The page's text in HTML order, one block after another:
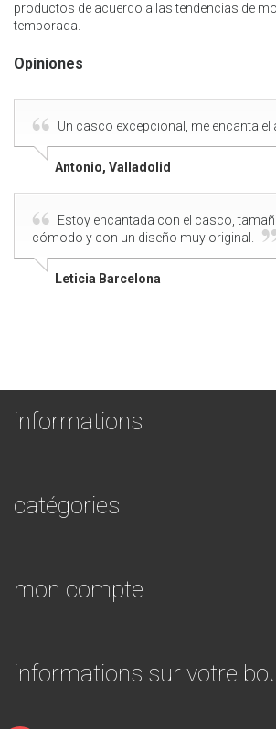
productos de acuerdo a las tendencias de
temporada.
Opiniones
Un casco excepcional, me encanta el
Antonio, Valladolid
Estoy encantada con el casco,
cómodo y con un diseño muy original.
Leticia Barcelona
informations
catégories
mon compte
informations sur votre